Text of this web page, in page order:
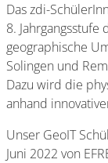
Das zdi-
8.
geographische
Solingen und
Dazu wird die
anhand
Unser GeoIT
Juni 2022 von